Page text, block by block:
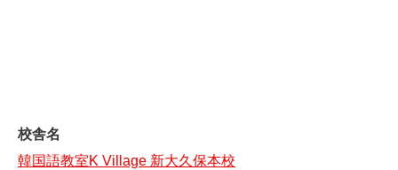
校舎名
韓国語教室K Village 新大久保本校